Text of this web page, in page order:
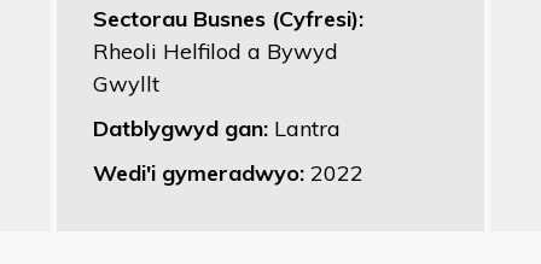
Sectorau Busnes (Cyfresi):
Rheoli Helfilod a Bywyd
Gwyllt
Datblygwyd gan: Lantra
Wedi'i gymeradwyo: 2022